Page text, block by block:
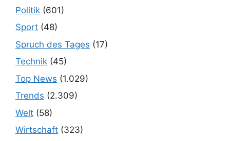
Politik (601)
Sport (48)
Spruch des Tages (17)
Technik (45)
Top News (1.029)
Trends (2.309)
Welt (58)
Wirtschaft (323)